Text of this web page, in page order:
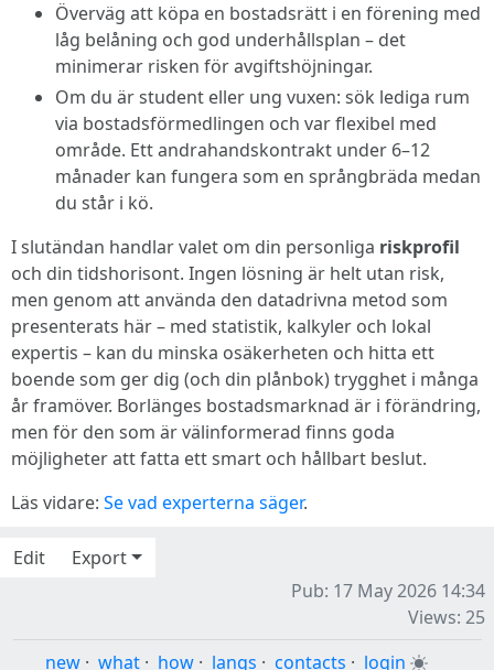
Överväg att köpa en bostadsrätt i en förening med
låg belåning och god underhållsplan – det
minimerar risken för avgiftshöjningar.
Om du är student eller ung vuxen: sök lediga rum
via bostadsförmedlingen och var flexibel med
område. Ett andrahandskontrakt under 6–12
månader kan fungera som en språngbräda medan
du står i kö.
I slutändan handlar valet om din personliga riskprofil
och din tidshorisont. Ingen lösning är helt utan risk,
men genom att använda den datadrivna metod som
presenterats här – med statistik, kalkyler och lokal
expertis – kan du minska osäkerheten och hitta ett
boende som ger dig (och din plånbok) trygghet i många
år framöver. Borlänges bostadsmarknad är i förändring,
men för den som är välinformerad finns goda
möjligheter att fatta ett smart och hållbart beslut.
Läs vidare: Se vad experterna säger.
Edit
Export
Pub: 17 May 2026 14:34
Views: 25
new · what · how · langs · contacts · login